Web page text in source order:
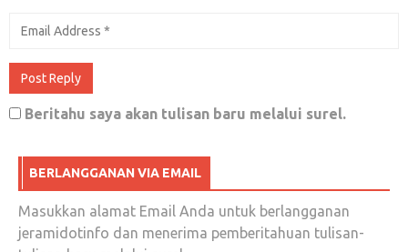
Beritahu saya akan tulisan baru melalui surel.
BERLANGGANAN VIA EMAIL
Masukkan alamat Email Anda untuk berlangganan
jeramidotinfo dan menerima pemberitahuan tulisan-